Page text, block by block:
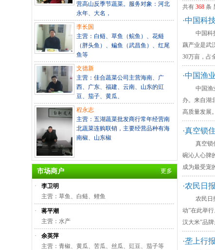
营高山反季节蔬菜。服务对象：河北
永年、大名，
李长国
主营：白鲢、草鱼（鲩鱼）、花鲢
（胖头鱼）、鳊鱼（武昌鱼）、红尾
鱼等
文德新
主营：佳合蔬菜公司主营海南、广
西、广东、福建、云南、山东的豇
豆、茄子、黄瓜、
程永志
主营：五湖蔬菜批发商行常年经营南
北蔬菜连购联销，主要经营品种有海
南椒、山东椒
市场商户 更多
·
李卫明
主营：草鱼、白鲢、鲤鱼
·
蒋平潮
主营：水产
·
余英萍
主营：青椒、黄瓜、苦瓜、丝瓜、豇豆、茄子等
共有 368 条
·中国科
中国科技
藕产业是武
30万亩，占
·中国渔
中国渔业
办。来自湖
高质量发展
·真空锁
真空锁住
碗沁人心脾
成为最受宠
·农民日
农民日报
动”在此举
汉大米”品
·垄上行